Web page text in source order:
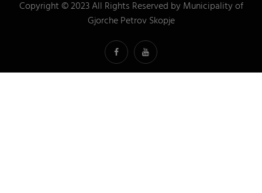
Copyright © 2023 All Rights Reserved by Municipality of
Gjorche Petrov Skopje